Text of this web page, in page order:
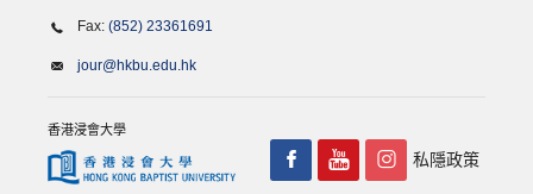
Fax: (852) 23361691
jour@hkbu.edu.hk
香港浸會大學
私隱政策